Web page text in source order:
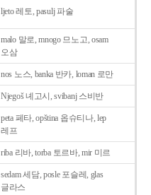
ljeto 레토, pasulj 파술
malo 말로, mnogo 므노고, osam
오삼
nos 노스, banka 반카, loman 로만
Njegoš 녜고시, svibanj 스비반
peta 페타, opština 옵슈티나, lep
레프
riba 리바, torba 토르바, mir 미르
sedam 세담, posle 포슬레, glas
글라스